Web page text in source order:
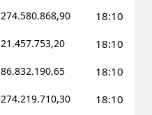
274.580.868,90 18:10
21.457.753,20 18:10
86.832.190,65 18:10
274.219.710,30 18:10